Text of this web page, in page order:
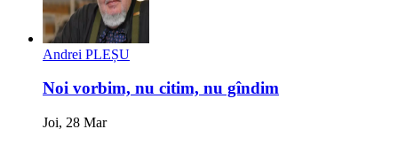
Andrei PLEȘU
Noi vorbim, nu citim, nu gîndim
Joi, 28 Mar